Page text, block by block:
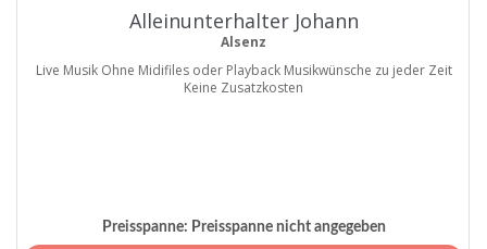
Alleinunterhalter Johann
Alsenz
Live Musik Ohne Midifiles oder Playback Musikwünsche zu jeder Zeit
Keine Zusatzkosten
Preisspanne: Preisspanne nicht angegeben